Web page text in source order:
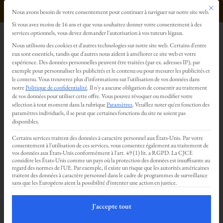
0499293179
Guideline :
Comment trouver le ou la
praticien·ne adéquat·e pour
un massage tantrique ?
Celle qui pourra répondre à vos besoins ? Celle
qui respectera vos limites ?
Ce
Préférences en matière de confidentialité
Nous avons besoin de votre consentement pour continuer à naviguer sur notre site web.
Si vous avez moins de 16 ans et que vous souhaitez donner votre consentement à des
services optionnels, vous devez demander l'autorisation à vos tuteurs légaux.
Nous utilisons des cookies et d'autres technologies sur notre site web. Certains d'entre
eux sont essentiels, tandis que d'autres nous aident à améliorer ce site web et votre
expérience.Des données personnelles peuvent être traitées (par ex. adresses IP), par
exemple pour personnaliser les publicités et le contenu ou pour mesurer les publicités et
le contenu.Vous trouverez plus d'informations sur l'utilisation de vos données dans
notrePolitique de confidentialité.Il n'y a aucune obligation de consentir au traitement
de vos données pour utiliser cette offre.Vous pouvez révoquer ou modifier votre
sélection à tout moment dans la rubriqueParamètres.Veuillez noter qu'en fonction des
paramètres individuels, il se peut que certaines fonctions du site ne soient pas
disponibles.
Certains services traitent des données à caractère personnel aux États-Unis. Par votre
consentement à l'utilisation de ces services, vous consentez également au traitement de
vos données aux États-Unis conformément à l'art. 49 (1) lit. a RGPD. La CJCE
considère les États-Unis comme un pays où la protection des données est insuffisante au
regard des normes de l'UE. Par exemple, il existe un risque que les autorités américaines
traitent des données à caractère personnel dans le cadre de programmes de surveillance
sans que les Européens aient la possibilité d'intenter une action en justice.
J'accepte tout